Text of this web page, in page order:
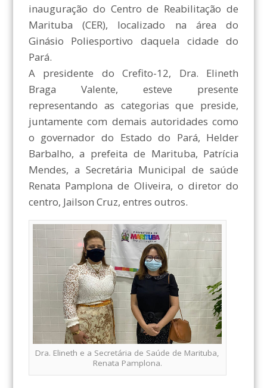
inauguração do Centro de Reabilitação de
Marituba (CER), localizado na área do
Ginásio Poliesportivo daquela cidade do
Pará.
A presidente do Crefito-12, Dra. Elineth
Braga Valente, esteve presente
representando as categorias que preside,
juntamente com demais autoridades como
o governador do Estado do Pará, Helder
Barbalho, a prefeita de Marituba, Patrícia
Mendes, a Secretária Municipal de saúde
Renata Pamplona de Oliveira, o diretor do
centro, Jailson Cruz, entres outros.
Dra. Elineth e a Secretária de Saúde de Marituba,
Renata Pamplona.